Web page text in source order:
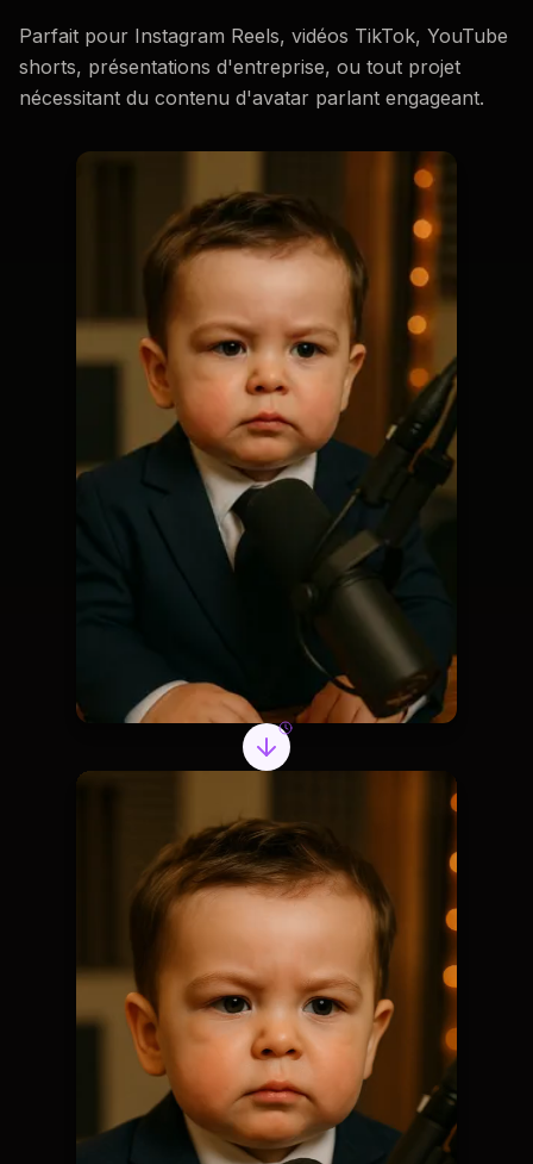
Parfait pour Instagram Reels, vidéos TikTok, YouTube
shorts, présentations d'entreprise, ou tout projet
nécessitant du contenu d'avatar parlant engageant.